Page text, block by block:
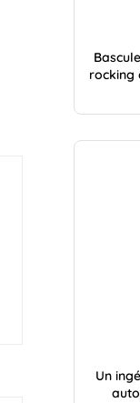
rocking
Un